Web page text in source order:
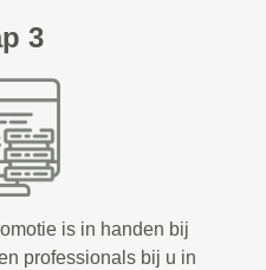
3
is in handen bij
professionals bij u in